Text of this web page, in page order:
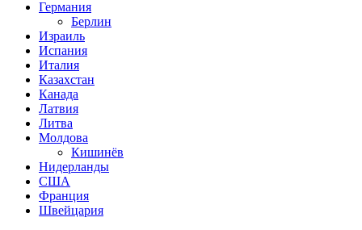
Германия
Берлин
Израиль
Испания
Италия
Казахстан
Канада
Латвия
Литва
Молдова
Кишинёв
Нидерланды
США
Франция
Швейцария